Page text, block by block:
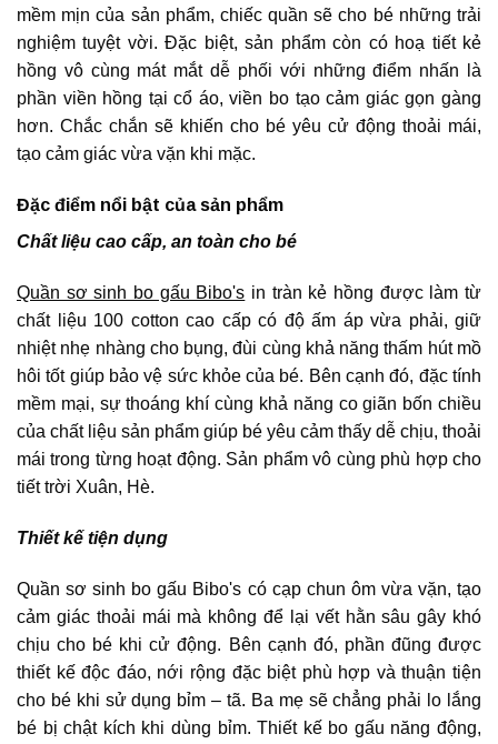
mềm mịn của sản phẩm, chiếc quần sẽ cho bé những trải
nghiệm tuyệt vời. Đặc biệt, sản phẩm còn có hoạ tiết kẻ
hồng vô cùng mát mắt dễ phối với những điểm nhấn là
phần viền hồng tại cổ áo, viền bo tạo cảm giác gọn gàng
hơn. Chắc chắn sẽ khiến cho bé yêu cử động thoải mái,
tạo cảm giác vừa vặn khi mặc.
Đặc điểm nổi bật của sản phẩm
Chất liệu cao cấp, an toàn cho bé
Quần sơ sinh bo gấu Bibo's in tràn kẻ hồng được làm từ
chất liệu 100 cotton cao cấp có độ ấm áp vừa phải, giữ
nhiệt nhẹ nhàng cho bụng, đùi cùng khả năng thấm hút mồ
hôi tốt giúp bảo vệ sức khỏe của bé. Bên cạnh đó, đặc tính
mềm mại, sự thoáng khí cùng khả năng co giãn bốn chiều
của chất liệu sản phẩm giúp bé yêu cảm thấy dễ chịu, thoải
mái trong từng hoạt động. Sản phẩm vô cùng phù hợp cho
tiết trời Xuân, Hè.
Thiết kế tiện dụng
Quần sơ sinh bo gấu Bibo's có cạp chun ôm vừa vặn, tạo
cảm giác thoải mái mà không để lại vết hằn sâu gây khó
chịu cho bé khi cử động. Bên cạnh đó, phần đũng được
thiết kế độc đáo, nới rộng đặc biệt phù hợp và thuận tiện
cho bé khi sử dụng bỉm – tã. Ba mẹ sẽ chẳng phải lo lắng
bé bị chật kích khi dùng bỉm. Thiết kế bo gấu năng động,